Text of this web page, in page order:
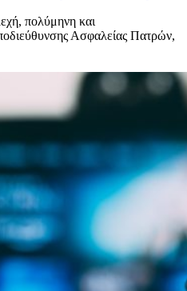
πολύμηνη και
Ασφαλείας Πατρών,